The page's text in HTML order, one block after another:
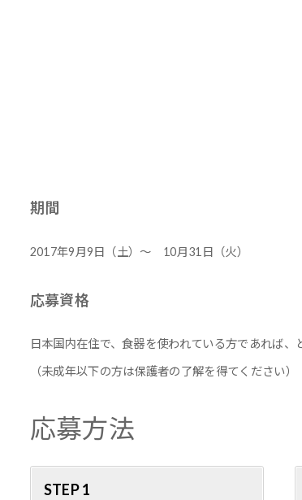
期間
2017年9月9日（土）～ 10月31日（火）
応募資格
日本国内在住で、食器を使われている方であれば
（未成年以下の方は保護者の了解を得てください）
応募方法
STEP 1